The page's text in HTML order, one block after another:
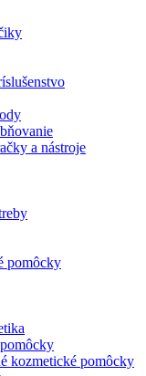
a nástroje
pomôcky
kozmetické pomôcky